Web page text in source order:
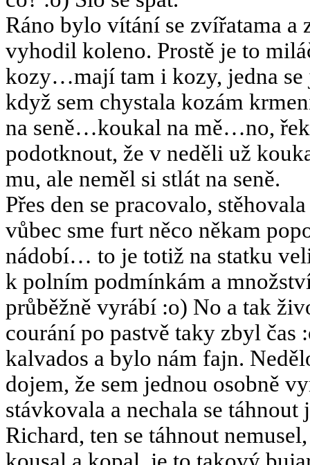
Ráno bylo vítání se zvířatama
vyhodil koleno. Prostě je to
kozy…mají tam i kozy, jedna se
když sem chystala kozám
na seně…koukal na mě…no,
podotknout, že v neděli už
mu, ale neměl si stlát na seně.
Přes den se pracovalo,
vůbec sme furt něco někam
nádobí… to je totiž na statku
k polním podmínkám a
průběžně vyrábí :o) No a tak
courání po pastvě taky zbyl
kalvados a bylo nám fajn.
dojem, že sem jednou osobně
stávkovala a nechala se
Richard, ten se táhnout